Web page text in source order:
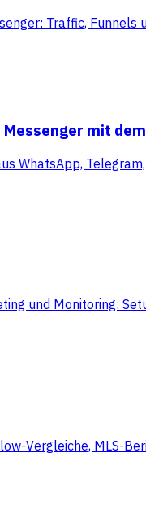
Traffic, Funnels
mit
und Monitoring:
Vergleiche, MLS-